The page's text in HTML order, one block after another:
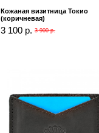
Кожаная визитница Токио
(коричневая)
3 100 р. 3 900 р.